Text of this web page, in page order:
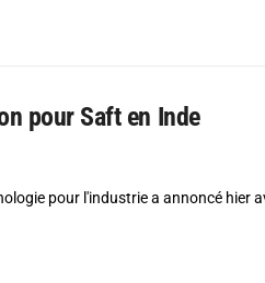
pour Saft en Inde
pour l'industrie a annoncé hier